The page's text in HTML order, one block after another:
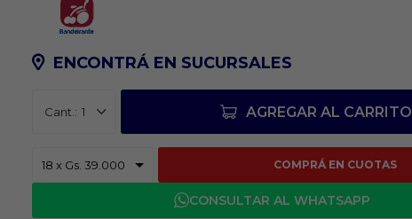
ENCONTRÁ EN SUCURSALES
1 AGREGAR AL CARRITO
COMPRÁ EN CUOTAS
CONSULTAR AL WHATSAPP